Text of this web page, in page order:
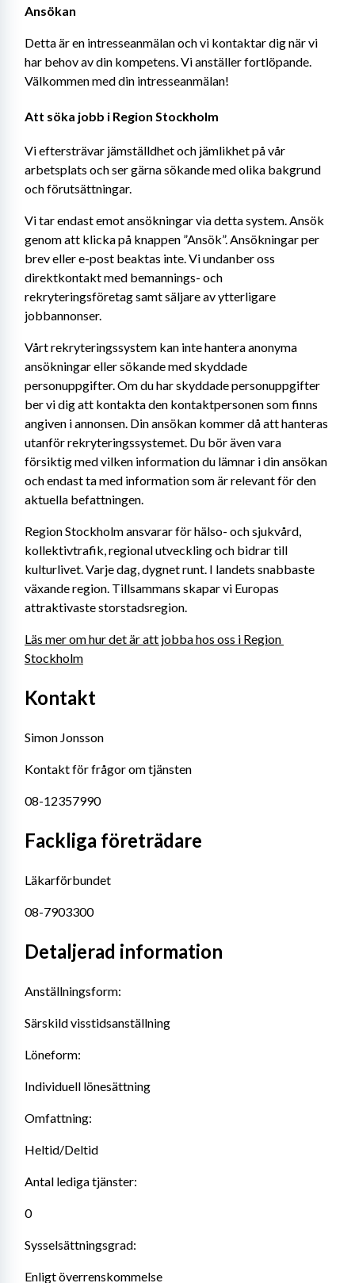
Ansökan
Detta är en intresseanmälan och vi kontaktar dig när vi
har behov av din kompetens. Vi anställer fortlöpande.
Välkommen med din intresseanmälan!
Att söka jobb i Region Stockholm
Vi eftersträvar jämställdhet och jämlikhet på vår
arbetsplats och ser gärna sökande med olika bakgrund
och förutsättningar.
Vi tar endast emot ansökningar via detta system. Ansök
genom att klicka på knappen ”Ansök”. Ansökningar per
brev eller e-post beaktas inte. Vi undanber oss
direktkontakt med bemannings- och
rekryteringsföretag samt säljare av ytterligare
jobbannonser.
Vårt rekryteringssystem kan inte hantera anonyma
ansökningar eller sökande med skyddade
personuppgifter. Om du har skyddade personuppgifter
ber vi dig att kontakta den kontaktpersonen som finns
angiven i annonsen. Din ansökan kommer då att hanteras
utanför rekryteringssystemet. Du bör även vara
försiktig med vilken information du lämnar i din ansökan
och endast ta med information som är relevant för den
aktuella befattningen.
Region Stockholm ansvarar för hälso- och sjukvård,
kollektivtrafik, regional utveckling och bidrar till
kulturlivet. Varje dag, dygnet runt. I landets snabbaste
växande region. Tillsammans skapar vi Europas
attraktivaste storstadsregion.
Läs mer om hur det är att jobba hos oss i Region
Stockholm
Kontakt
Simon Jonsson
Kontakt för frågor om tjänsten
08-12357990
Fackliga företrädare
Läkarförbundet
08-7903300
Detaljerad information
Anställningsform:
Särskild visstidsanställning
Löneform:
Individuell lönesättning
Omfattning:
Heltid/Deltid
Antal lediga tjänster:
0
Sysselsättningsgrad:
Enligt överrenskommelse